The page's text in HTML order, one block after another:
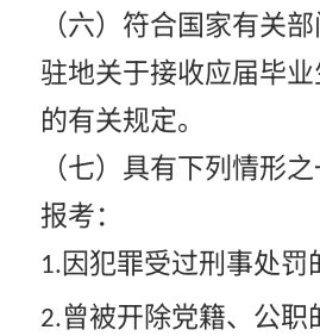
（六）符合国家有关
驻地关于接收应届毕
的有关规定。
（七）具有下列情形
报考：
1.因犯罪受过刑事处罚
2.曾被开除党籍、公职